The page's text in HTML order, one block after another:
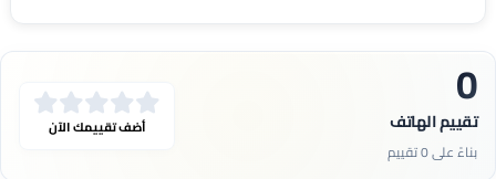
0
تقييم الهاتف
بناءً على 0 تقييم
أضف تقييمك الآن